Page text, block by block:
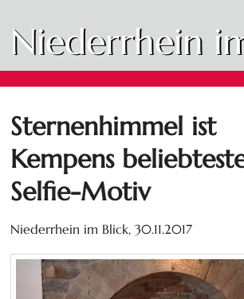
Niederrhein
Sternenhimmel ist
Kempens
Selfie-Motiv
Niederrhein im Blick,30.11.2017